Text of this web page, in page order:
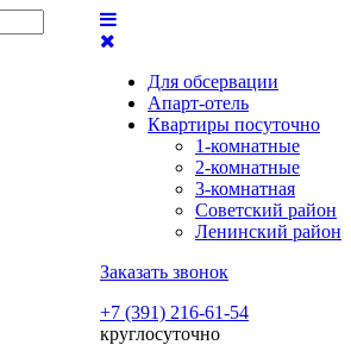
Для обсервации
Апарт-отель
Квартиры посуточно
1-комнатные
2-комнатные
3-комнатная
Советский район
Ленинский район
Заказать звонок
+7 (391) 216-61-54
круглосуточно